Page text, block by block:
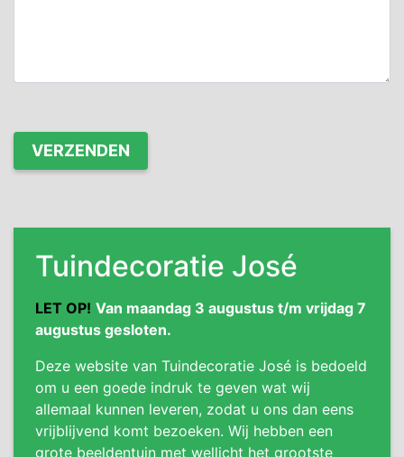
Tuindecoratie José
LET OP! Van maandag 3 augustus t/m vrijdag 7
augustus gesloten.
Deze website van Tuindecoratie José is bedoeld
om u een goede indruk te geven wat wij
allemaal kunnen leveren, zodat u ons dan eens
vrijblijvend komt bezoeken. Wij hebben een
grote beeldentuin met wellicht het grootste